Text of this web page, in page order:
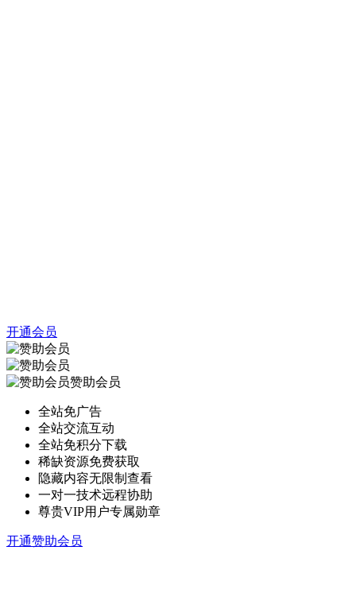
开通会员
赞助会员
全站免广告
全站交流互动
全站免积分下载
稀缺资源免费获取
隐藏内容无限制查看
一对一技术远程协助
尊贵VIP用户专属勋章
开通赞助会员